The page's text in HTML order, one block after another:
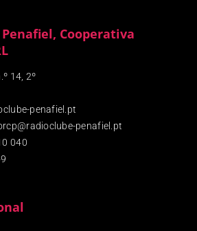
Cooperativa
14, 2º
penafiel.pt
penafiel.pt
040